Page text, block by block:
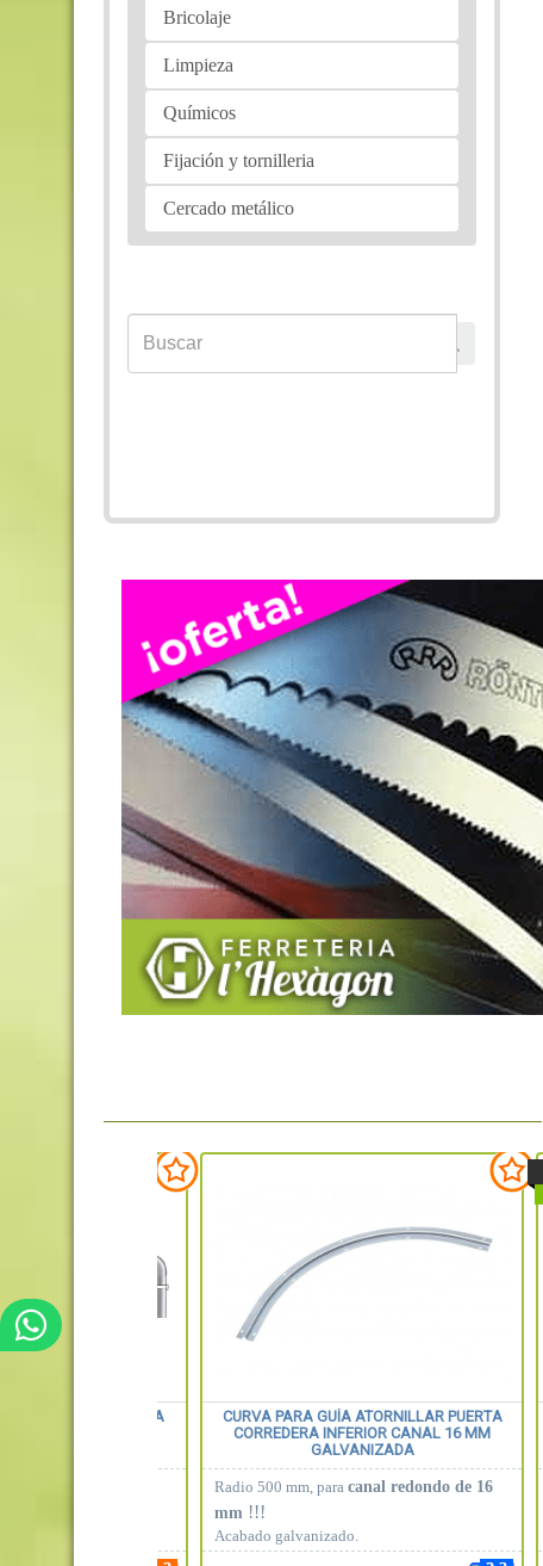
Bricolaje
Limpieza
Químicos
Fijación y tornilleria
Cercado metálico
CABLE BARANDILLA
CURVA PARA GUÍA ATORNILLAR PUERTA
CORREDERA INFERIOR CANAL 16 MM
GALVANIZADA
Radio 500 mm, paracanal redondo de 16
mm !!!
Acabado galvanizado.